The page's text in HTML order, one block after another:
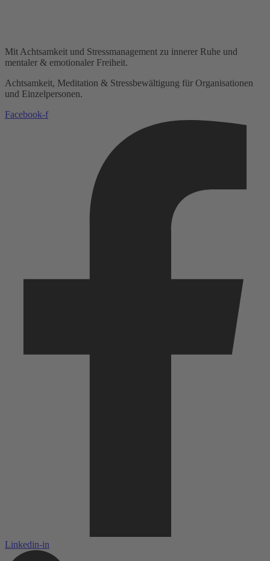
Mit Achtsamkeit und Stressmanagement zu innerer Ruhe und
mentaler & emotionaler Freiheit.
Achtsamkeit, Meditation & Stressbewältigung für Organisationen
und Einzelpersonen.
Facebook-f
Linkedin-in